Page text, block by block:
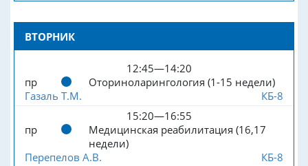
ВТОРНИК
12:45—14:20
пр
Оториноларингология (1-15 недели)
Газаль Т.М.
КБ-8
15:20—16:55
пр
Медицинская реабилитация (16,17
недели)
Перепелов А.В.
КБ-8